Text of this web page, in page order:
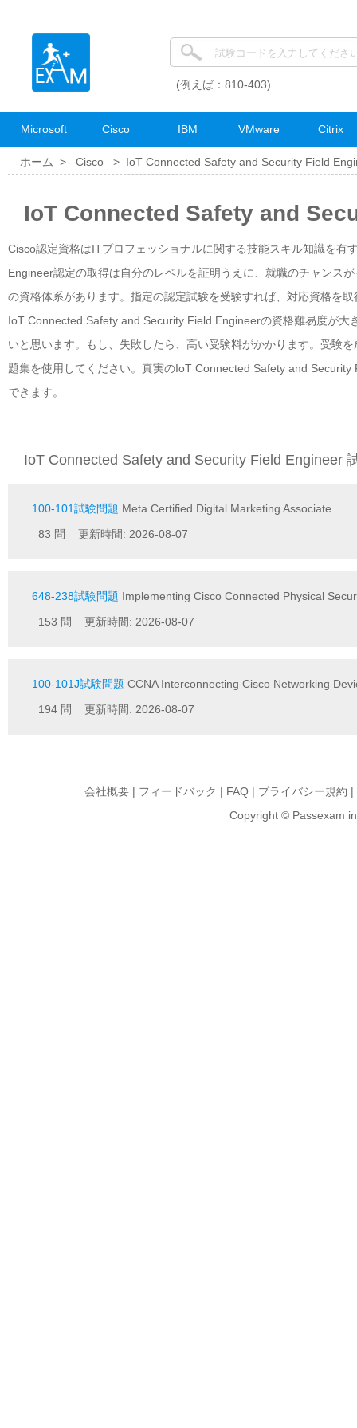
(例えば：810-403)
Microsoft Cisco IBM VMware Citrix
ホーム > Cisco > IoT Connected Safety and Security Field
IoT Connected Safety and
Cisco認定資格はITプロフェッショナルに関する技能スキル知識を
Engineer認定の取得は自分のレベルを証明うえに、就職のチャンス
の資格体系があります。指定の認定試験を受験すれば、対応資格を
IoT Connected Safety and Security Field Engineerの資格難易度が
いと思います。もし、失敗したら、高い受験料がかかります。受験
題集を使用してください。真実のIoT Connected Safety and
できます。
IoT Connected Safety and Security Field Engineer
100-101試験問題 Meta Certified Digital Marketing Associate
83 問 更新時間: 2026-08-07
648-238試験問題 Implementing Cisco Connected Physical
153 問 更新時間: 2026-08-07
100-101J試験問題 CCNA Interconnecting Cisco Networking
194 問 更新時間: 2026-08-07
会社概要 | フィードバック | FAQ | プライバシー規約 |
Copyright © Passexam